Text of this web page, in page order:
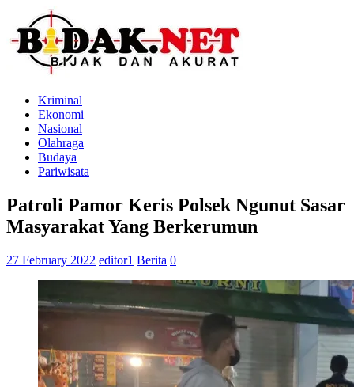
Kriminal
Ekonomi
Nasional
Olahraga
Budaya
Pariwisata
Patroli Pamor Keris Polsek Ngunut Sasar
Masyarakat Yang Berkerumun
27 February 2022 editor1 Berita 0